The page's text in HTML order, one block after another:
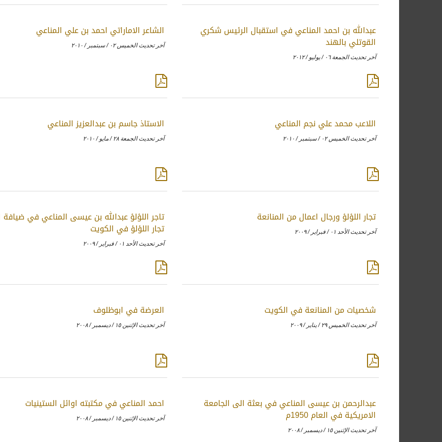
عبدالله بن احمد المناعي في استقبال الرئيس شكري
القوتلي بالهند
آخر تحديث الجمعة ٠٦ / يوليو / ٢٠١٢
الشاعر الاماراتي احمد بن علي المناعي
آخر تحديث الخميس ٠٢ / سبتمبر / ٢٠١٠
اللاعب محمد علي نجم المناعي
آخر تحديث الخميس ٠٢ / سبتمبر / ٢٠١٠
الاستاذ جاسم بن عبدالعزيز المناعي
آخر تحديث الجمعة ٢٨ / مايو / ٢٠١٠
تجار اللؤلؤ ورجال اعمال من المنانعة
آخر تحديث الأحد ٠١ / فبراير / ٢٠٠٩
تاجر اللؤلؤ عبدالله بن عيسى المناعي في ضيافة
تجار اللؤلؤ في الكويت
آخر تحديث الأحد ٠١ / فبراير / ٢٠٠٩
شخصيات من المنانعة في الكويت
آخر تحديث الخميس ٢٩ / يناير / ٢٠٠٩
العرضة في ابوظلوف
آخر تحديث الإثنين ١٥ / ديسمبر / ٢٠٠٨
عبدالرحمن بن عيسى المناعي في بعثة الى الجامعة
الامريكية في العام 1950م
آخر تحديث الإثنين ١٥ / ديسمبر / ٢٠٠٨
احمد المناعي في مكتبته اوائل الستينيات
آخر تحديث الإثنين ١٥ / ديسمبر / ٢٠٠٨